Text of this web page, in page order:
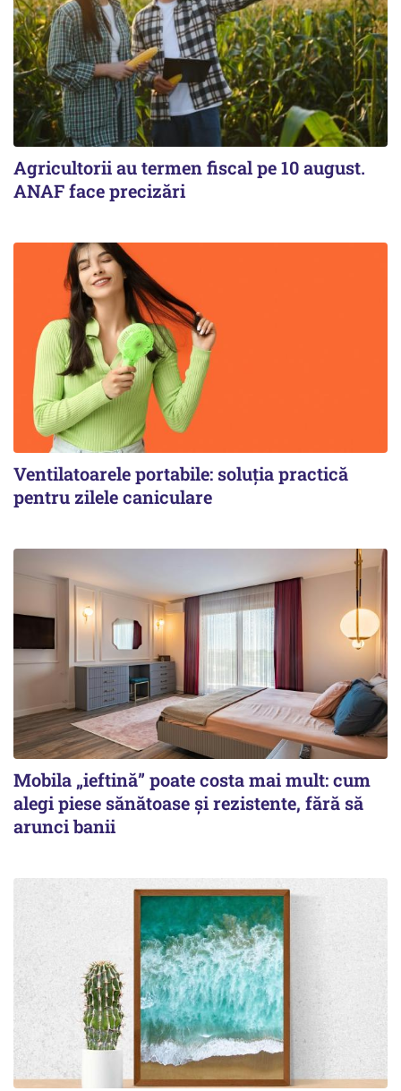
Agricultorii au termen fiscal pe 10 august.
ANAF face precizări
Ventilatoarele portabile: soluția practică
pentru zilele caniculare
Mobila „ieftină” poate costa mai mult: cum
alegi piese sănătoase și rezistente, fără să
arunci banii